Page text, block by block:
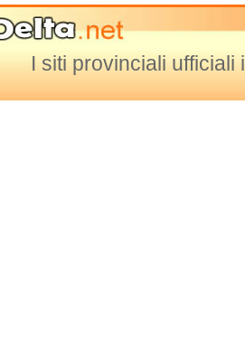
I siti provinciali